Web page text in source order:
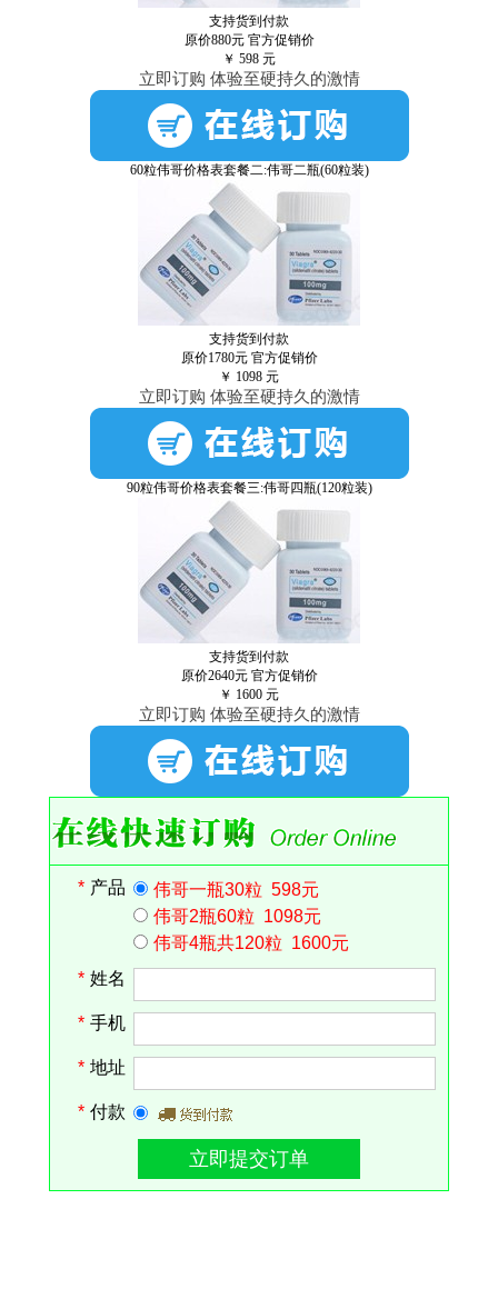
支持货到付款
原价880元 官方促销价
￥ 598 元
立即订购 体验至硬持久的激情
60粒伟哥价格表套餐二:伟哥二瓶(60粒装)
支持货到付款
原价1780元 官方促销价
￥ 1098 元
立即订购 体验至硬持久的激情
90粒伟哥价格表套餐三:伟哥四瓶(120粒装)
支持货到付款
原价2640元 官方促销价
￥ 1600 元
立即订购 体验至硬持久的激情